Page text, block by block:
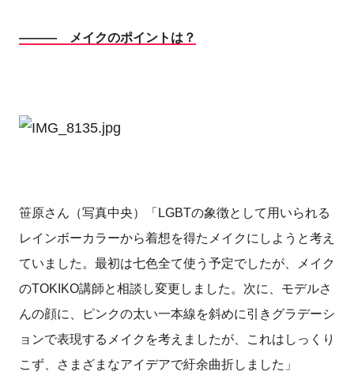
――― メイクのポイントは？
笹原さん（写真中央）「LGBTの象徴として用いられる
レインボーカラーから着想を得たメイクにしようと考え
ていました。最初は七色全て使う予定でしたが、メイク
のTOKIKO講師と相談し変更しました。次に、モデルさ
んの顔に、ピンクの太い一本線を斜めに引きグラデーシ
ョンで表現するメイクを考えましたが、これはしっくり
こず、さまざまなアイデアで紆余曲折しました」